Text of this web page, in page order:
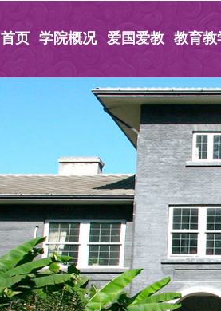
首页 学院概况 爱国爱教 教育教